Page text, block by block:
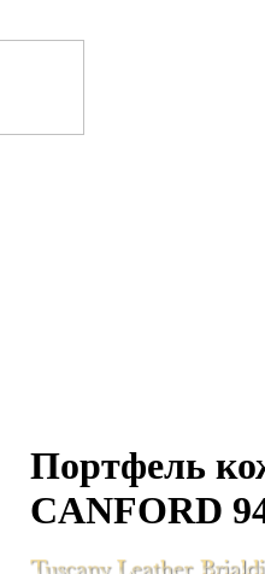
Портфель
CANFORD